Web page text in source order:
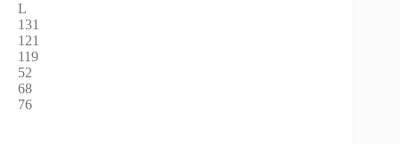
L
131
121
119
52
68
76